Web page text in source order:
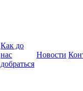
Как до
нас
добраться
Новости